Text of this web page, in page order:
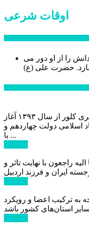
اوقات شرعی
را از او دور می
عملیات اجرایی مجتمع فرهنگی و هنری کلور از سال ۱۳۹۳ آغاز
اسلامی دولت چهاردهم و
با ...
راجعون با نهایت تاثر و
به ترکیب اعضا و رویکرد